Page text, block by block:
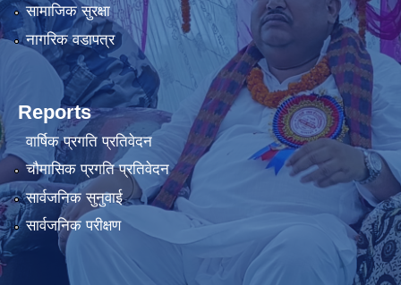
सामाजिक सुरक्षा
नागरिक वडापत्र
Reports
वार्षिक प्रगति प्रतिवेदन
चौमासिक प्रगति प्रतिवेदन
सार्वजनिक सुनुवाई
सार्वजनिक परीक्षण